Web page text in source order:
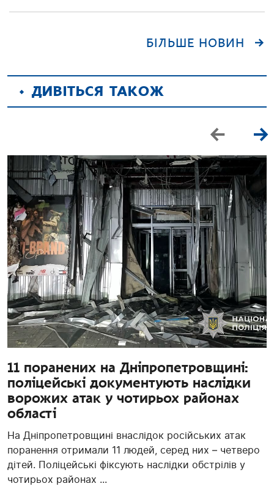
БІЛЬШЕ НОВИН
ДИВІТЬСЯ ТАКОЖ
11 поранених на Дніпропетровщині:
поліцейські документують наслідки
ворожих атак у чотирьох районах
області
На Дніпропетровщині внаслідок російських атак
поранення отримали 11 людей, серед них – четверо
дітей. Поліцейські фіксують наслідки обстрілів у
чотирьох районах ...